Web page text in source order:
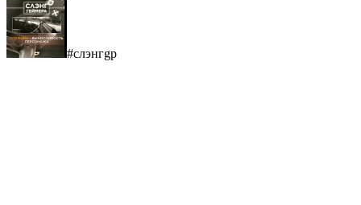
#cлэнгgр